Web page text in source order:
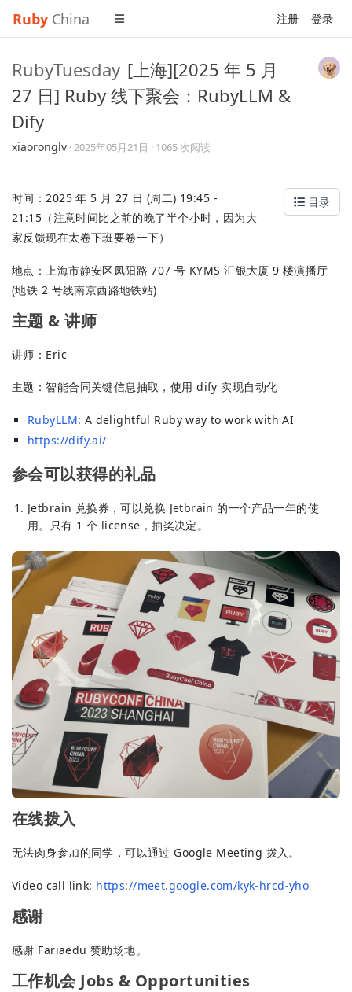
Ruby China 注册 登录
RubyTuesday [上海][2025 年 5 月
27 日] Ruby 线下聚会：RubyLLM &
Dify
xiaoronglv ·2025年05月21日 · 1065 次阅读
目录
时间：2025 年 5 月 27 日 (周二) 19:45 -
21:15（注意时间比之前的晚了半个小时，因为大
家反馈现在太卷下班要卷一下）
地点：上海市静安区凤阳路 707 号 KYMS 汇银大厦 9 楼演播厅
(地铁 2 号线南京西路地铁站)
主题 & 讲师
讲师：Eric
主题：智能合同关键信息抽取，使用 dify 实现自动化
RubyLLM: A delightful Ruby way to work with AI
https://dify.ai/
参会可以获得的礼品
Jetbrain 兑换券，可以兑换 Jetbrain 的一个产品一年的使
用。只有 1 个 license，抽奖决定。
在线拨入
无法肉身参加的同学，可以通过 Google Meeting 拨入。
Video call link: https://meet.google.com/kyk-hrcd-yho
感谢
感谢 Fariaedu 赞助场地。
工作机会 Jobs & Opportunities